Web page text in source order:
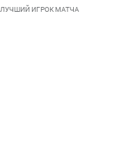
ЛУЧШИЙ ИГРОК МАТЧА